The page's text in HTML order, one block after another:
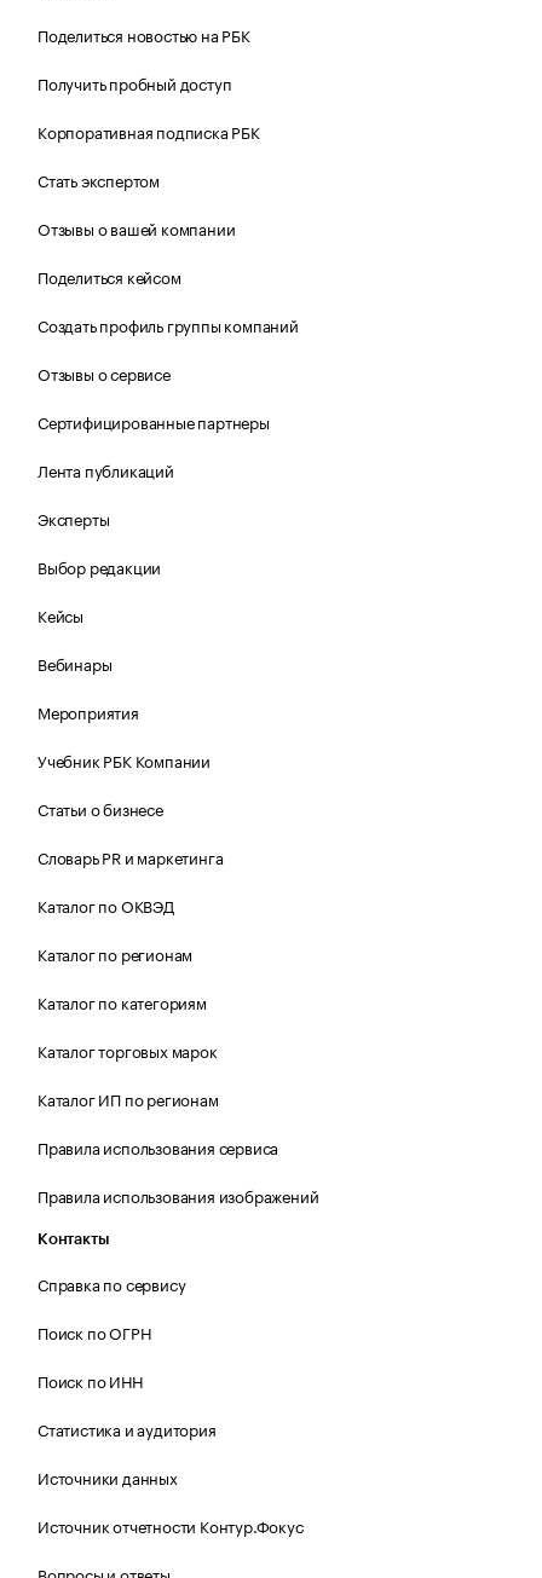
Поделиться новостью на РБК
Получить пробный доступ
Корпоративная подписка РБК
Стать экспертом
Отзывы о вашей компании
Поделиться кейсом
Создать профиль группы компаний
Отзывы о сервисе
Сертифицированные партнеры
Лента публикаций
Эксперты
Выбор редакции
Кейсы
Вебинары
Мероприятия
Учебник РБК Компании
Статьи о бизнесе
Словарь PR и маркетинга
Каталог по ОКВЭД
Каталог по регионам
Каталог по категориям
Каталог торговых марок
Каталог ИП по регионам
Правила использования сервиса
Правила использования изображений
Контакты
Справка по сервису
Поиск по ОГРН
Поиск по ИНН
Статистика и аудитория
Источники данных
Источник отчетности Контур.Фокус